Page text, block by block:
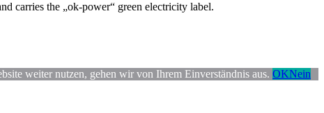
carries the „ok-power“ green electricity label.
weiter nutzen, gehen wir von Ihrem Einverständnis aus. OKNein